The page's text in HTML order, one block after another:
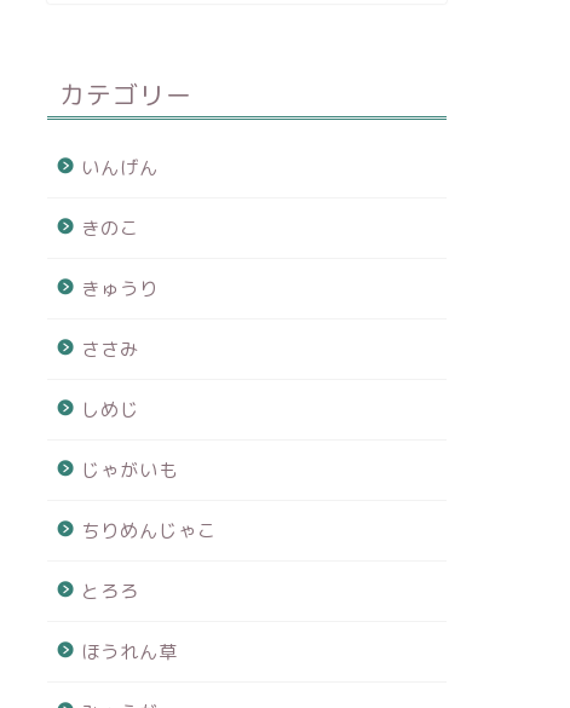
カテゴリー
いんげん
きのこ
きゅうり
ささみ
しめじ
じゃがいも
ちりめんじゃこ
とろろ
ほうれん草